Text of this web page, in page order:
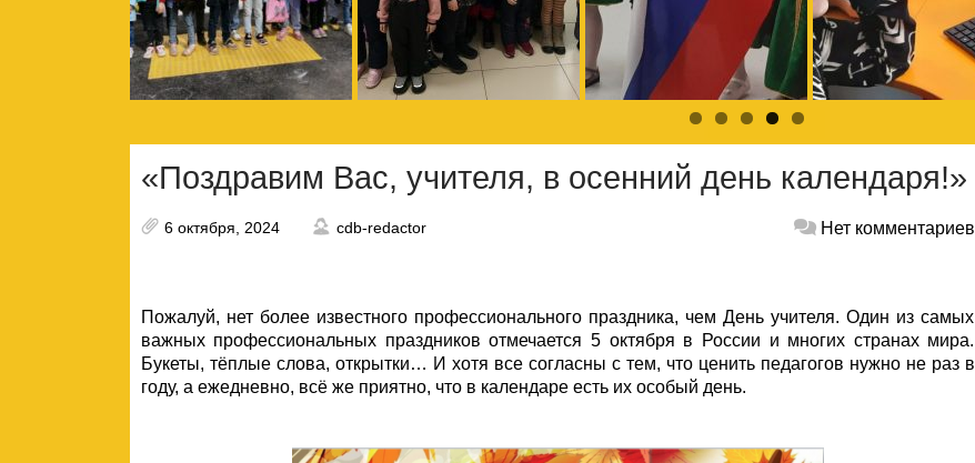
«Поздравим Вас, учителя, в осенний день календаря!»
6 октября, 2024 cdb-redactor Нет комментариев
Пожалуй, нет более известного профессионального праздника, чем День учителя. Один из самых
важных профессиональных праздников отмечается 5 октября в России и многих странах мира.
Букеты, тёплые слова, открытки… И хотя все согласны с тем, что ценить педагогов нужно не раз в
году, а ежедневно, всё же приятно, что в календаре есть их особый день.